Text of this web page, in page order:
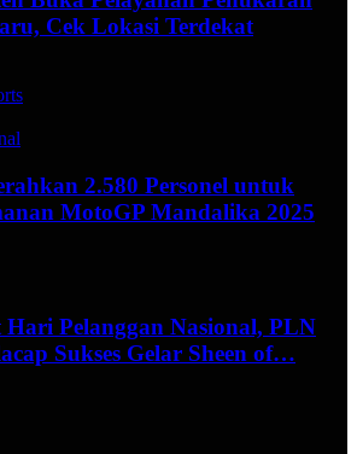
Cek Lokasi Terdekat
2.580 Personel untuk
MotoGP Mandalika 2025
Hari Pelanggan Nasional, PLN
Sukses Gelar Sheen of…